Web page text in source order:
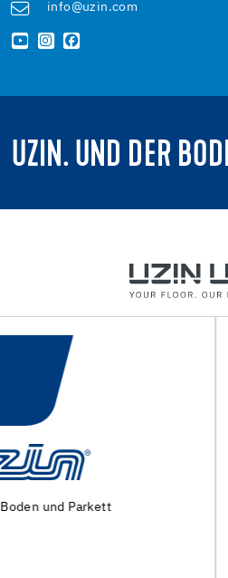
info@uzin.com
UZIN. UND DER
Maschinen und Spezialwerkzeuge
Untergrundvorbereitung und